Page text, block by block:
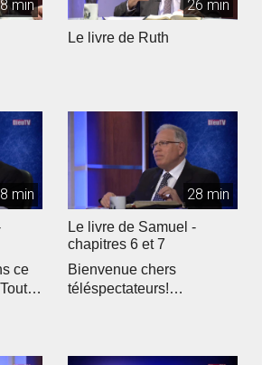
min 26 min
Le livre de Ruth
min
ce
28 min
Le livre de Samuel -
chapitres 6 et 7
Bienvenue chers
téléspectateurs!